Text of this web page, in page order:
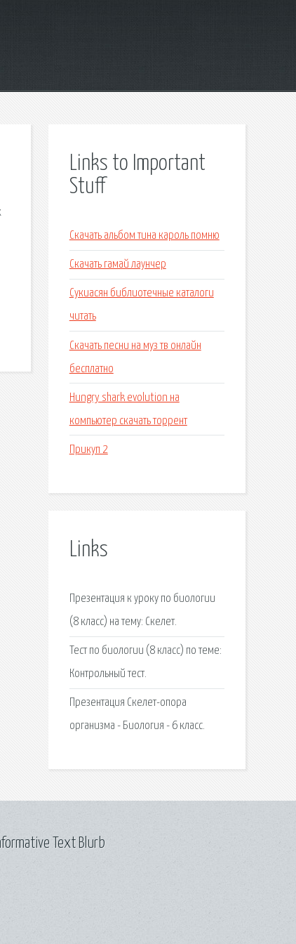
Links to Important
Stuff
Скачать альбом тина кароль помню
Скачать гамай лаунчер
Сукиасян библиотечные каталоги
читать
Скачать песни на муз тв онлайн
бесплатно
Hungry shark evolution на
компьютер скачать торрент
Прикуп 2
Links
Презентация к уроку по биологии
(8 класс) на тему: Скелет.
Тест по биологии (8 класс) по теме:
Контрольный тест.
Презентация Скелет-опора
организма - Биология - 6 класс.
Text Blurb